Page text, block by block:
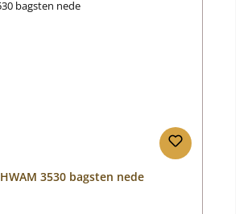
HWAM 3530 bagsten nede